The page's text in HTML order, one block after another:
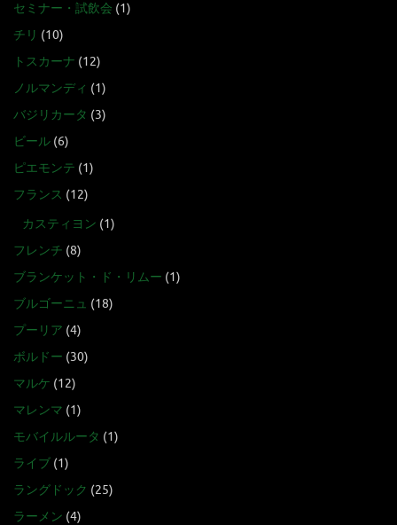
セミナー・試飲会 (1)
チリ (10)
トスカーナ (12)
ノルマンディ (1)
バジリカータ (3)
ビール (6)
ピエモンテ (1)
フランス (12)
カスティヨン (1)
フレンチ (8)
ブランケット・ド・リムー (1)
ブルゴーニュ (18)
プーリア (4)
ボルドー (30)
マルケ (12)
マレンマ (1)
モバイルルータ (1)
ライブ (1)
ラングドック (25)
ラーメン (4)